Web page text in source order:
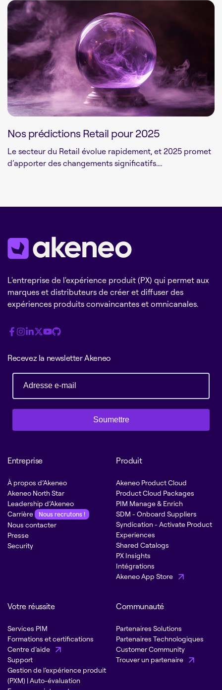
Nos prédictions Retail pour 2025
Le secteur du Retail évolue rapidement, et 2025 promet
d’apporter des changements significatifs....
L'entreprise de l'expérience produit (PX) qui permet aux
marques et distributeurs de créer et diffuser des
expériences produits convaincantes et omnicanales.
Recevez la newsletter Akeneo
Soumettre
Entreprise
À propos d’Akeneo
Akeneo North Star
Leadership d’Akeneo
Carrière
Nous recrutons !
Nous contacter
Presse
Security
Produit
Akeneo Product Cloud
Product Cloud Packages
PIM Manage & Enrich
SDM - Onboard Suppliers
Syndication - Activate Product
Experiences
Shared Catalogs
PX Insights
Intégrations
Akeneo App Store
Votre réussite
Services PIM
Formations et certifications
Centre d’aide
Support
Gestion de l’expérience produit
(PXM) | Auto-évaluation
Communauté
Partenaires Solutions
Partenaires Technologiques
Customer Community
Trouver un partenaire